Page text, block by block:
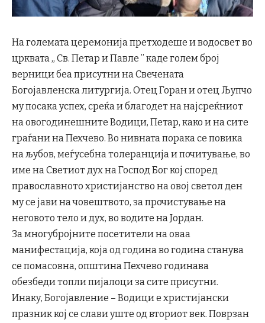
На големата церемонија претходеше и водосвет во
црквата ,, Св. Петар и Павле ’’ каде голем број
верници беа присутни на Свечената
Богојавленска литургија. Отец Горан и отец Љупчо
му посака успех, среќа и благодет на најсреќниот
на овогодинешните Водици, Петар, како и на сите
граѓани на Пехчево. Во нивната порака се повика
на љубов, меѓусебна толеранција и почитување, во
име на Светиот дух на Господ Бог кој според
православното христијанство на овој светол ден
му се јави на човештвото, за прочистување на
неговото тело и дух, во водите на Јордан.
За многубројните посетители на оваа
манифестација, која од година во година станува
се помасовна, општина Пехчево годинава
обезбеди топли пијалоци за сите присутни.
Инаку, Богојавление – Водици е христијански
празник кој се слави уште од вториот век. Поврзан